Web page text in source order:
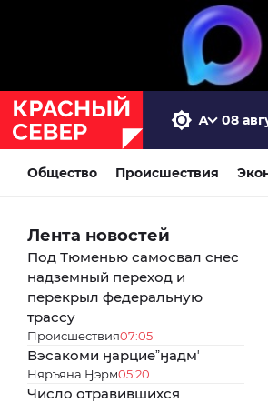
08
Общество Происшествия
Лента новостей
Под Тюменью самосвал снес
надземный переход и
перекрыл федеральную
трассу
Происшествия07:05
Вэсакоми ӈарциеˮӈадмʼ
Няръяна Ӈэрм05:20
Число отравившихся